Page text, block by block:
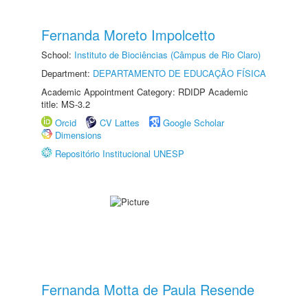
Fernanda Moreto Impolcetto
School: Instituto de Biociências (Câmpus de Rio Claro)
Department: DEPARTAMENTO DE EDUCAÇÃO FÍSICA
Academic Appointment Category: RDIDP Academic
title: MS-3.2
Orcid
CV Lattes
Google Scholar
Dimensions
Repositório Institucional UNESP
Fernanda Motta de Paula Resende